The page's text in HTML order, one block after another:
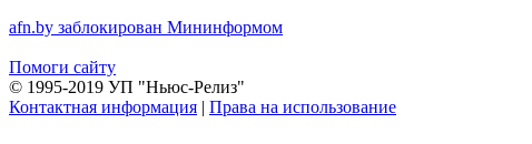
afn.by заблокирован Мининформом
Помоги сайту
© 1995-2019 УП "Ньюс-Релиз"
Контактная информация | Права на использование